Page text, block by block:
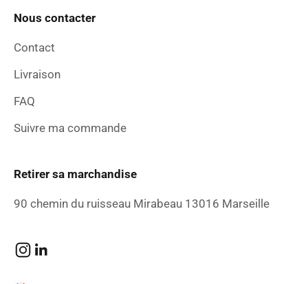
Nous contacter
Contact
Livraison
FAQ
Suivre ma commande
Retirer sa marchandise
90 chemin du ruisseau Mirabeau 13016 Marseille